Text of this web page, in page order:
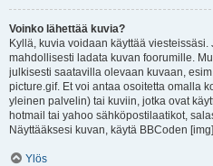
Voinko lähettää kuvia?
Kyllä, kuvia voidaan käyttää
mahdollisesti ladata kuvan foorumille.
julkisesti saatavilla olevaan kuvaan,
picture.gif. Et voi antaa osoitetta omalla
yleinen palvelin) tai kuviin, jotka ovat
hotmail tai yahoo sähköpostilaatikot,
Näyttääksesi kuvan, käytä BBCoden
Ylös